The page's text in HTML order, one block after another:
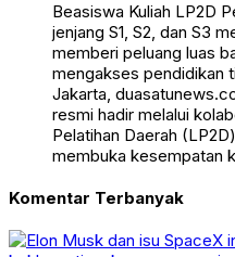
Beasiswa Kuliah LP2D
jenjang S1, S2, dan S3
memberi peluang luas
mengakses pendidikan
Jakarta,
resmi hadir melalui
Pelatihan Daerah
membuka kesempatan
Komentar Terbanyak